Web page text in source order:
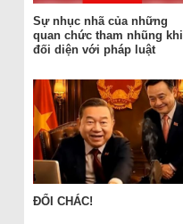
Sự nhục nhã của những
quan chức tham nhũng khi
đối diện với pháp luật
ĐỔI CHÁC!